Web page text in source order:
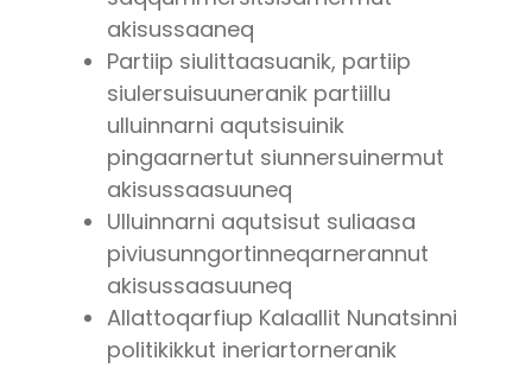
akisussaaneq
Partiip siulittaasuanik, partiip
siulersuisuuneranik partiillu
ulluinnarni aqutsisuinik
pingaarnertut siunnersuinermut
akisussaasuuneq
Ulluinnarni aqutsisut suliaasa
piviusunngortinneqarnerannut
akisussaasuuneq
Allattoqarfiup Kalaallit Nunatsinni
politikikkut ineriartorneranik